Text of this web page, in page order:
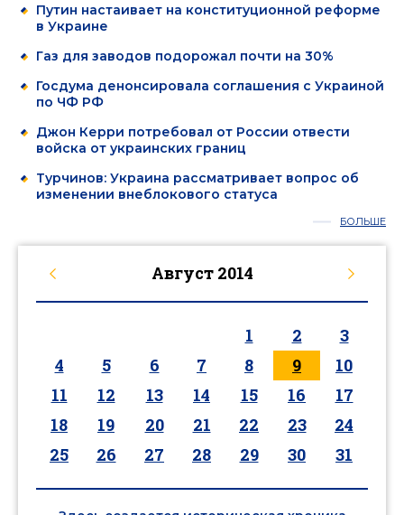
Путин настаивает на конституционной реформе
в Украине
Газ для заводов подорожал почти на 30%
Госдума денонсировала соглашения с Украиной
по ЧФ РФ
Джон Керри потребовал от России отвести
войска от украинских границ
Турчинов: Украина рассматривает вопрос об
изменении внеблокового статуса
БОЛЬШЕ
Август 2014
1 2
3
4
5 6 7 8 9
10
11
12 13 14 15 16
17
18
19 20 21 22 23
24
25
26 27 28 29 30 31